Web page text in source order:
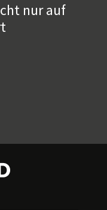
nur auf